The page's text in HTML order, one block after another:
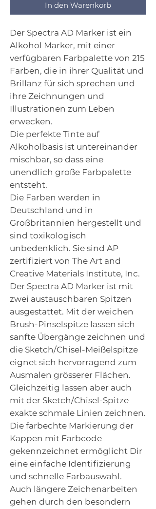
In den Warenkorb
Der Spectra AD Marker ist ein
Alkohol Marker, mit einer
verfügbaren Farbpalette von 215
Farben, die in ihrer Qualität und
Brillanz für sich sprechen und
ihre Zeichnungen und
Illustrationen zum Leben
erwecken.
Die perfekte Tinte auf
Alkoholbasis ist untereinander
mischbar, so dass eine
unendlich große Farbpalette
entsteht.
Die Farben werden in
Deutschland und in
Großbritannien hergestellt und
sind toxikologisch
unbedenklich. Sie sind AP
zertifiziert von The Art and
Creative Materials Institute, Inc.
Der Spectra AD Marker ist mit
zwei austauschbaren Spitzen
ausgestattet. Mit der weichen
Brush-Pinselspitze lassen sich
sanfte Übergänge zeichnen und
die Sketch/Chisel-Meißelspitze
eignet sich hervorragend zum
Ausmalen grösserer Flächen.
Gleichzeitig lassen aber auch
mit der Sketch/Chisel-Spitze
exakte schmale Linien zeichnen.
Die farbechte Markierung der
Kappen mit Farbcode
gekennzeichnet ermöglicht Dir
eine einfache Identifizierung
und schnelle Farbauswahl.
Auch längere Zeichenarbeiten
gehen durch den besondern